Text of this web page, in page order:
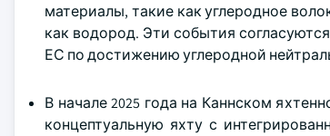
материалы, такие как углеродное
как водород. Эти события
ЕС по достижению углеродной
В начале 2025 года на Каннском
концептуальную яхту с